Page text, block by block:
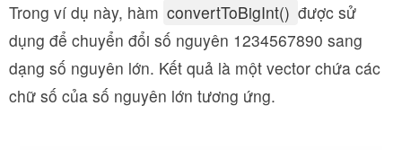
Trong ví dụ này, hàm convertToBigInt() được sử
dụng để chuyển đổi số nguyên 1234567890 sang
dạng số nguyên lớn. Kết quả là một vector chứa các
chữ số của số nguyên lớn tương ứng.